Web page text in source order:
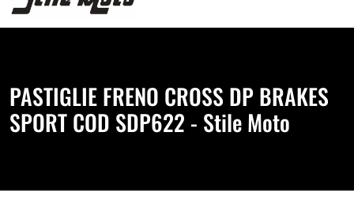
PASTIGLIE FRENO CROSS DP BRAKES
SPORT COD SDP622 - Stile Moto